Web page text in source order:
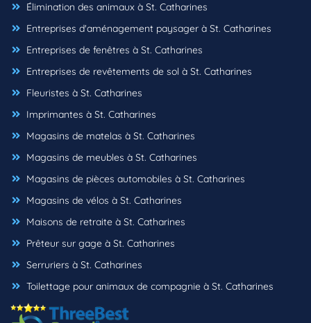
Élimination des animaux à St. Catharines
Entreprises d'aménagement paysager à St. Catharines
Entreprises de fenêtres à St. Catharines
Entreprises de revêtements de sol à St. Catharines
Fleuristes à St. Catharines
Imprimantes à St. Catharines
Magasins de matelas à St. Catharines
Magasins de meubles à St. Catharines
Magasins de pièces automobiles à St. Catharines
Magasins de vélos à St. Catharines
Maisons de retraite à St. Catharines
Prêteur sur gage à St. Catharines
Serruriers à St. Catharines
Toilettage pour animaux de compagnie à St. Catharines